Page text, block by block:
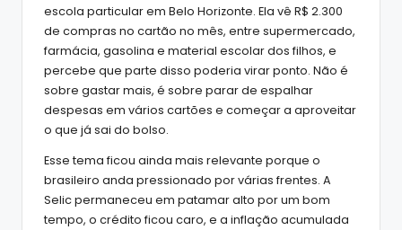
escola particular em Belo Horizonte. Ela vê R$ 2.300
de compras no cartão no mês, entre supermercado,
farmácia, gasolina e material escolar dos filhos, e
percebe que parte disso poderia virar ponto. Não é
sobre gastar mais, é sobre parar de espalhar
despesas em vários cartões e começar a aproveitar
o que já sai do bolso.
Esse tema ficou ainda mais relevante porque o
brasileiro anda pressionado por várias frentes. A
Selic permaneceu em patamar alto por um bom
tempo, o crédito ficou caro, e a inflação acumulada